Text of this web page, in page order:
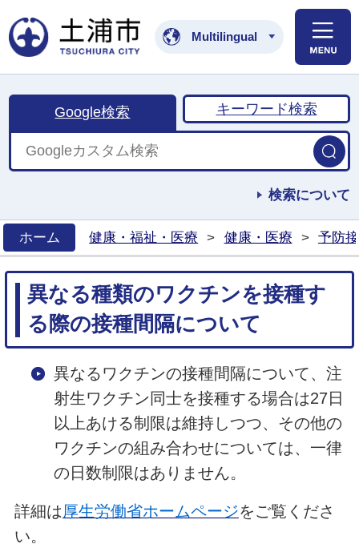
土浦市公式ホームペ
Multilingual
Google検索 キーワード検索
検索について
ホーム
健康・福祉・医療 > 健康・医療 > 予防
異なる種類のワクチンを接種す
る際の接種間隔について
異なるワクチンの接種間隔について、注
射生ワクチン同士を接種する場合は27日
以上あける制限は維持しつつ、その他の
ワクチンの組み合わせについては、一律
の日数制限はありません。
詳細は厚生労働省ホームページをご覧くださ
い。